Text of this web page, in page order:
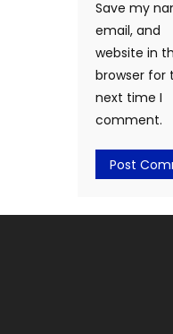
Save my
email, and
website in
browser for
next time I
comment.